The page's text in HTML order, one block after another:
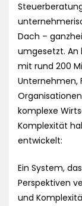
Dach –
umgesetzt. An
mit rund 200
Unternehmen,
komplexe
Komplexität
entwickelt:
Ein System,
Perspektiven
und